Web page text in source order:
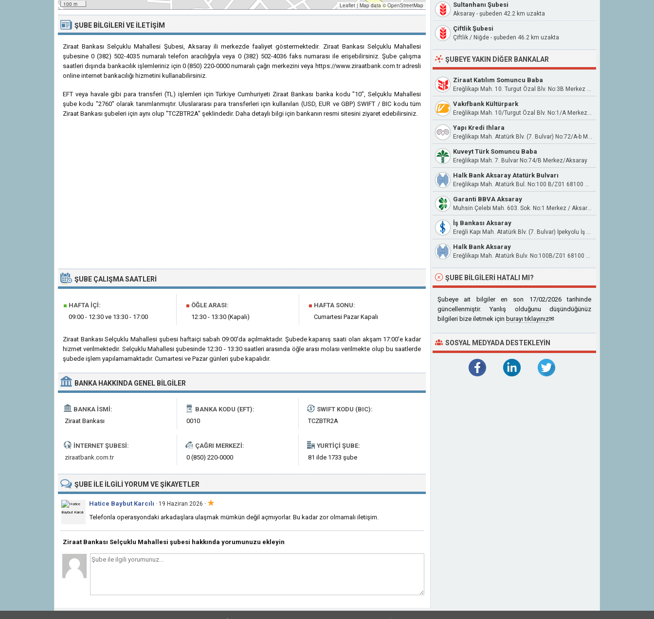
100 m Leaflet | Map data ©OpenStreetMap
ŞUBE BILGILERI VE İLETIŞIM
Ziraat Bankası Selçuklu Mahallesi Şubesi, Aksaray ili merkezde faaliyet göstermektedir. Ziraat Bankası Selçuklu Mahallesi
şubesine 0 (382) 502-4035 numaralı telefon aracılığıyla veya 0 (382) 502-4036 faks numarası ile erişebilirsiniz. Şube çalışma
saatleri dışında bankacılık işlemleriniz için 0 (850) 220-0000 numaralı çağrı merkezini veya https://www.ziraatbank.com.tr adresli
online internet bankacılığı hizmetini kullanabilirsiniz.
EFT veya havale gibi para transferi (TL) işlemleri için Türkiye Cumhuriyeti Ziraat Bankası banka kodu "10", Selçuklu Mahallesi
şube kodu "2760" olarak tanımlanmıştır. Uluslararası para transferleri için kullanılan (USD, EUR ve GBP) SWIFT / BIC kodu tüm
Ziraat Bankası şubeleri için aynı olup "TCZBTR2A" şeklindedir. Daha detaylı bilgi için bankanın resmi sitesini ziyaret edebilirsiniz.
ŞUBE ÇALIŞMA SAATLERI
■ HAFTA İÇI:
09:00 - 12:30 ve 13:30 - 17:00
■ ÖĞLE ARASI:
12:30 - 13:30 (Kapalı)
■ HAFTA SONU:
Cumartesi Pazar Kapalı
Ziraat Bankası Selçuklu Mahallesi şubesi haftaiçi sabah 09:00'da açılmaktadır. Şubede kapanış saati olan akşam 17:00'e kadar
hizmet verilmektedir. Selçuklu Mahallesi şubesinde 12:30 - 13:30 saatleri arasında öğle arası molası verilmekte olup bu saatlerde
şubede işlem yapılamamaktadır. Cumartesi ve Pazar günleri şube kapalıdır.
BANKA HAKKINDA GENEL BILGILER
BANKA İSMI:
Ziraat Bankası
BANKA KODU (EFT):
0010
SWIFT KODU (BIC):
TCZBTR2A
İNTERNET ŞUBESI:
ziraatbank.com.tr
ÇAĞRI MERKEZI:
0 (850) 220-0000
YURTIÇI ŞUBE:
81 ilde 1733 şube
ŞUBE ILE İLGILIYORUM VE ŞIKAYETLER
Hatice Baybut Karcılı · 19 Haziran 2026 · ★
Telefonla operasyondaki arkadaşlara ulaşmak mümkün değil açmıyorlar. Bu kadar zor olmamalı iletişim.
Ziraat Bankası Selçuklu Mahallesi şubesi hakkında yorumunuzu ekleyin
Sultanhanı Şubesi
Aksaray - şubeden 42.2 km uzakta
Çiftlik Şubesi
Çiftlik / Niğde - şubeden 46.2 km uzakta
ŞUBEYE YAKIN DIĞER BANKALAR
Ziraat Katılım Somuncu Baba
Ereğlikapı Mah. 10. Turgut Özal Blv. No:3B Merkez / Aksaray
Vakıfbank Kültürpark
Ereğlikapı Mah. 10/Turgut Özal Blv. No:1/A Merkez/Aksaray
Yapı Kredi Ihlara
Ereğlikapı Mah. Atatürk Blv. (7. Bulvar) No:72/A-b Merkez / Aksaray
Kuveyt Türk Somuncu Baba
Ereğlikapı Mah. 7. Bulvar No:74/B Merkez/Aksaray
Halk Bank Aksaray Atatürk Bulvarı
Ereğlikapı Mah. Atatürk Bul. No:100 B/Z01 68100 Merkez
Garanti BBVA Aksaray
Muhsin Çelebi Mah. 603. Sok. No:1 Merkez / Aksaray
İş Bankası Aksaray
Ereğli Kapı Mah. Atatürk Blv. (7. Bulvar) İpekyolu İş Merkezi A Blok No:100/9 Aksaray Merkez
Halk Bank Aksaray
Ereğlikapı Mah. Atatürk Bulv. No:100B/Z01 68100 Merkez
ŞUBE BILGILERI HATALI MI?
Şubeye ait bilgiler en son 17/02/2026 tarihinde
güncellenmiştir. Yanlış olduğunu düşündüğünüz
bilgileri bize iletmek için burayı tıklayınız✉
SOSYAL MEDYADA DESTEKLEYIN